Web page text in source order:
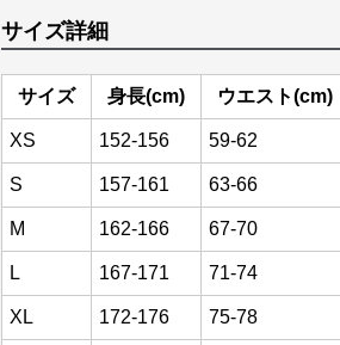
サイズ詳細
サイズ 身長(cm) ウエスト(cm)
XS 152-156 59-62
S 157-161 63-66
M 162-166 67-70
L 167-171 71-74
XL 172-176 75-78